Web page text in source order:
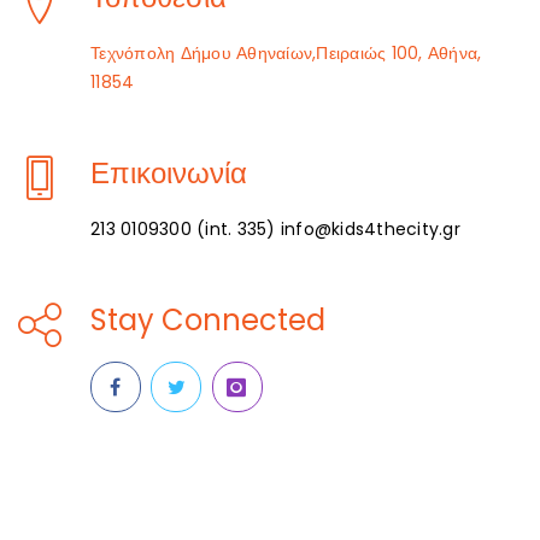
Τεχνόπολη Δήμου Αθηναίων,Πειραιώς 100, Αθήνα,
11854
Επικοινωνία
213 0109300 (int. 335) info@kids4thecity.gr
Stay Connected